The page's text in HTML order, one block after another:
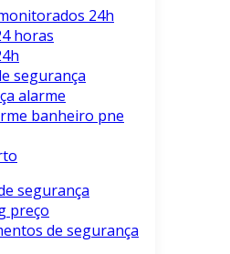
24h
horas
segurança
alarme
banheiro pne
segurança
preço
de segurança